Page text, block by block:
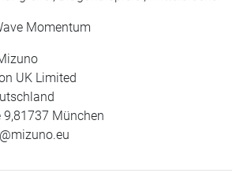
Momentum
UK Limited
München